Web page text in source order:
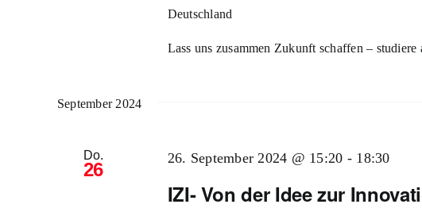
Deutschland
Lass uns zusammen Zukunft schaffen –
September 2024
Do.
26
IZI- Von der Idee zur
26. September 2024 @ 15:20 - 18:30